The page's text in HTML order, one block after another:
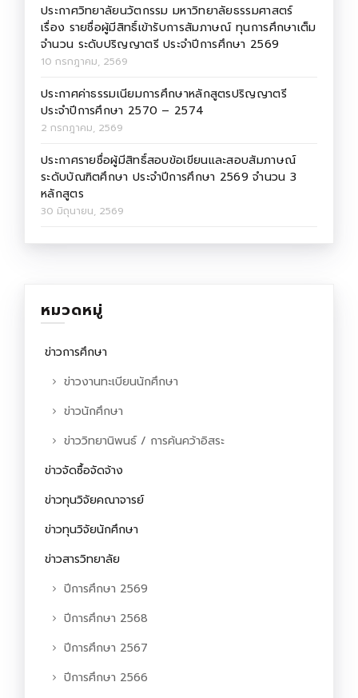
ประกาศวิทยาลัยนวัตกรรม มหาวิทยาลัยธรรมศาสตร์
เรื่อง รายชื่อผู้มีสิทธิ์เข้ารับการสัมภาษณ์ ทุนการศึกษาเต็ม
จำนวน ระดับปริญญาตรี ประจำปีการศึกษา 2569
10 กรกฎาคม, 2569
ประกาศค่าธรรมเนียมการศึกษาหลักสูตรปริญญาตรี
ประจำปีการศึกษา 2570 – 2574
2 กรกฎาคม, 2569
ประกาศรายชื่อผู้มีสิทธิ์สอบข้อเขียนและสอบสัมภาษณ์
ระดับบัณฑิตศึกษา ประจำปีการศึกษา 2569 จำนวน 3
หลักสูตร
30 มิถุนายน, 2569
หมวดหมู่
ข่าวการศึกษา
ข่าวงานทะเบียนนักศึกษา
ข่าวนักศึกษา
ข่าววิทยานิพนธ์ / การค้นคว้าอิสระ
ข่าวจัดซื้อจัดจ้าง
ข่าวทุนวิจัยคณาจารย์
ข่าวทุนวิจัยนักศึกษา
ข่าวสารวิทยาลัย
ปีการศึกษา 2569
ปีการศึกษา 2568
ปีการศึกษา 2567
ปีการศึกษา 2566